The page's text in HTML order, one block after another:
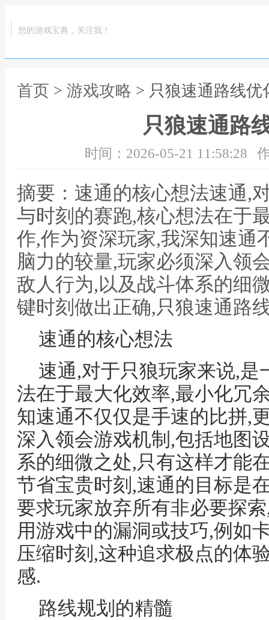
您的游戏宝典，关注我！
首页 > 游戏攻略 > 只狼速通路线优
只狼速通路
时间：2026-05-21 11:58:28
摘要：速通的核心想法速通,
与时刻的赛跑,核心想法在于
作,作为资深玩家,我深知速通
脑力的较量,玩家必须深入领
敌人行为,以及战斗体系的细
键时刻做出正确,只狼速通路
速通的核心想法
速通,对于只狼玩家来说,
法在于最大化效率,最小化冗
知速通不仅仅是手速的比拼,
深入领会游戏机制,包括地图
系的细微之处,只有这样才能
节省宝贵时刻,速通的目标是
要求玩家放弃所有非必要探
用游戏中的漏洞或技巧,例如
压缩时刻,这种追求极点的体
感.
路线规划的精髓